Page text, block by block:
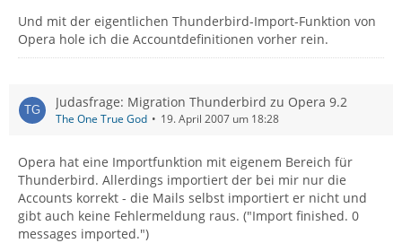
Und mit der eigentlichen Thunderbird-Import-Funktion von
Opera hole ich die Accountdefinitionen vorher rein.
Judasfrage: Migration Thunderbird zu Opera 9.2
The One True God 19. April 2007 um 18:28
Opera hat eine Importfunktion mit eigenem Bereich für
Thunderbird. Allerdings importiert der bei mir nur die
Accounts korrekt - die Mails selbst importiert er nicht und
gibt auch keine Fehlermeldung raus. ("Import finished. 0
messages imported.")